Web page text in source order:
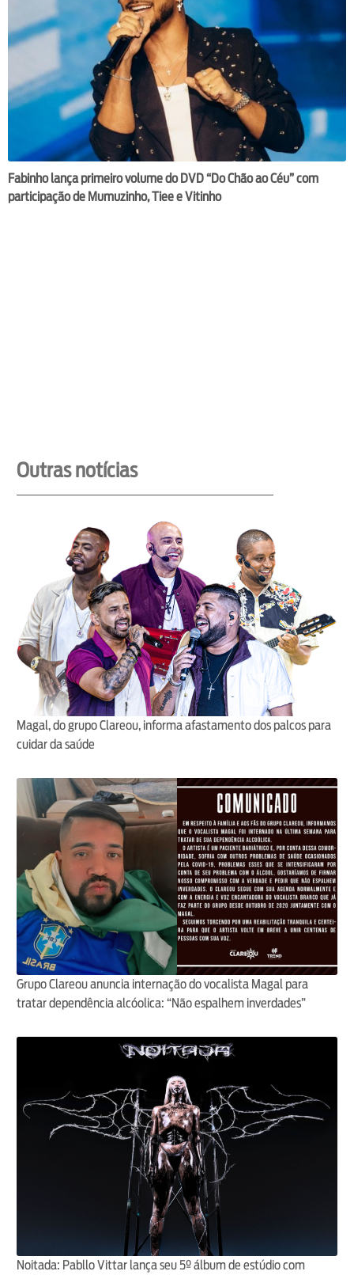
Fabinho lança primeiro volume do DVD “Do Chão ao Céu” com
participação de Mumuzinho, Tiee e Vitinho
Outras notícias
Magal, do grupo Clareou, informa afastamento dos palcos para
cuidar da saúde
Grupo Clareou anuncia internação do vocalista Magal para
tratar dependência alcóolica: “Não espalhem inverdades”
Noitada: Pabllo Vittar lança seu 5º álbum de estúdio com